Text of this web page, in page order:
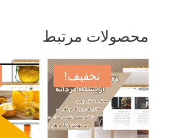
محصولات مرتبط
تخفیف!